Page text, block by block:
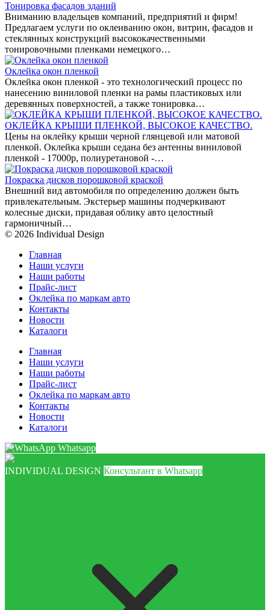
Тонировка фасадов зданий
Вниманию владельцев компаний, предприятий и фирм!
Предлагаем услуги по оклеиванию окон, витрин, фасадов и
стеклянных конструкций высококачественными
тонировочными пленками немецкого…
Оклейка окон пленкой
Оклейка окон пленкой - это технологический процесс по
нанесению виниловой пленки на рамы пластиковых или
деревянных поверхностей, а также тонировка…
ОКЛЕЙКА КРЫШИ ПЛЕНКОЙ, ВЫСОКОЕ КАЧЕСТВО.
Цены на оклейку крыши черной глянцевой или матовой
пленкой. Оклейка крыши седана без антенны виниловой
пленкой - 17000р, полиуретановой -…
Покраска дисков порошковой краской
Внешний вид автомобиля по определению должен быть
привлекательным. Экстерьер машины подчеркивают
колесные диски, придавая облику авто целостный
гармоничный…
© 2026 Individual Design
Главная
Наши услуги
Наши работы
Прайс-лист
Оклейка по маркам авто
Контакты
Новости
Каталоги
Главная
Наши услуги
Наши работы
Прайс-лист
Оклейка по маркам авто
Контакты
Новости
Каталоги
Whatsapp
INDIVIDUAL DESIGN Консультант в Whatsapp